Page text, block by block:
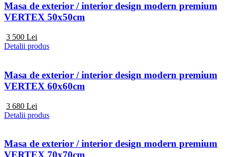
Masa de exterior / interior design modern premium
VERTEX 50x50cm
3 500 Lei
Detalii produs
Masa de exterior / interior design modern premium
VERTEX 60x60cm
3 680 Lei
Detalii produs
Masa de exterior / interior design modern premium
VERTEX 70x70cm